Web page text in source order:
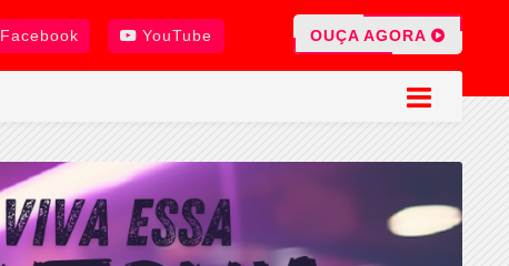
Facebook YouTube OUÇA AGORA